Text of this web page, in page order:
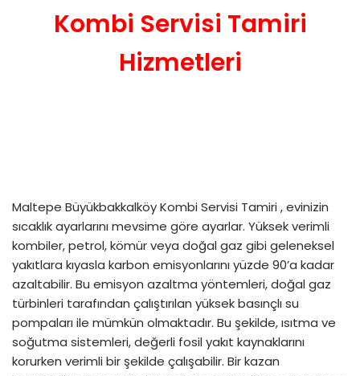
Kombi Servisi Tamiri
Hizmetleri
Maltepe Büyükbakkalköy Kombi Servisi Tamiri , evinizin
sıcaklık ayarlarını mevsime göre ayarlar. Yüksek verimli
kombiler, petrol, kömür veya doğal gaz gibi geleneksel
yakıtlara kıyasla karbon emisyonlarını yüzde 90’a kadar
azaltabilir. Bu emisyon azaltma yöntemleri, doğal gaz
türbinleri tarafından çalıştırılan yüksek basınçlı su
pompaları ile mümkün olmaktadır. Bu şekilde, ısıtma ve
soğutma sistemleri, değerli fosil yakıt kaynaklarını
korurken verimli bir şekilde çalışabilir. Bir kazan